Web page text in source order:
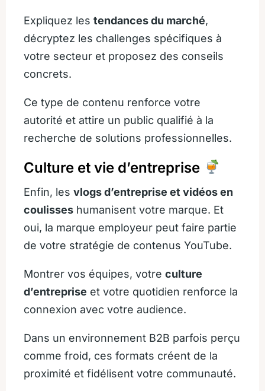
Expliquez les tendances du marché,
décryptez les challenges spécifiques à
votre secteur et proposez des conseils
concrets.
Ce type de contenu renforce votre
autorité et attire un public qualifié à la
recherche de solutions professionnelles.
Culture et vie d’entreprise
Enfin, les vlogs d’entreprise et vidéos en
coulisses humanisent votre marque. Et
oui, la marque employeur peut faire partie
de votre stratégie de contenus YouTube.
Montrer vos équipes, votre culture
d’entreprise et votre quotidien renforce la
connexion avec votre audience.
Dans un environnement B2B parfois perçu
comme froid, ces formats créent de la
proximité et fidélisent votre communauté.